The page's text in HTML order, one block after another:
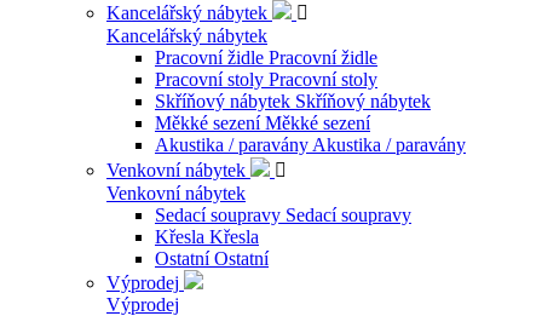
Kancelářský nábytek

Kancelářský nábytek
Pracovní židle Pracovní židle
Pracovní stoly Pracovní stoly
Skříňový nábytek Skříňový nábytek
Měkké sezení Měkké sezení
Akustika / paravány Akustika / paravány
Venkovní nábytek

Venkovní nábytek
Sedací soupravy Sedací soupravy
Křesla Křesla
Ostatní Ostatní
Výprodej
Výprodej